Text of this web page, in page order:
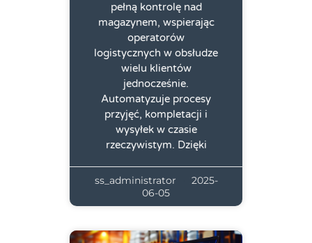
pełną kontrolę nad
magazynem, wspierając
operatorów
logistycznych w obsłudze
wielu klientów
jednocześnie.
Automatyzuje procesy
przyjęć, kompletacji i
wysyłek w czasie
rzeczywistym. Dzięki
ss_administrator
2025-
06-05